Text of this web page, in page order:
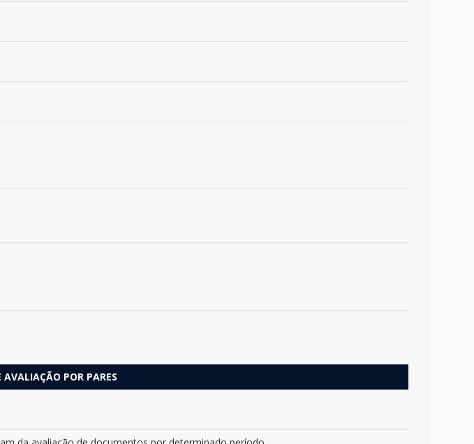
POR PARES